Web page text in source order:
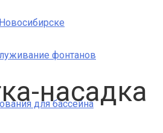
фонтанов
для бассейна
насадка